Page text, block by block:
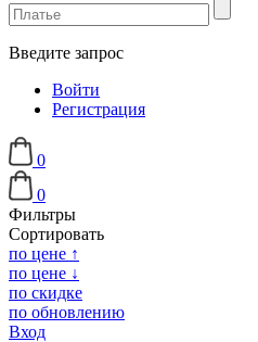
Введите запрос
Войти
Регистрация
0
0
Фильтры
Сортировать
по цене ↑
по цене ↓
по скидке
по обновлению
Вход